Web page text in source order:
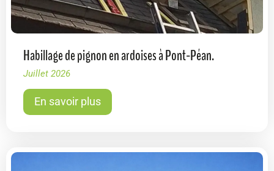
Habillage de pignon en ardoises à Pont-Péan.
Juillet 2026
En savoir plus